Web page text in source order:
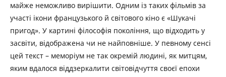
майже неможливо вирішити. Одним із таких фільмів за
участі ікони французького й світового кіно є «Шукачі
пригод». У картині філософія покоління, що відходить у
засвіти, відображена чи не найповніше. У певному сенсі
цей текст – меморіум не так окремій людині, як митцям,
яким вдалося віддзеркалити світовідчуття своєї епохи